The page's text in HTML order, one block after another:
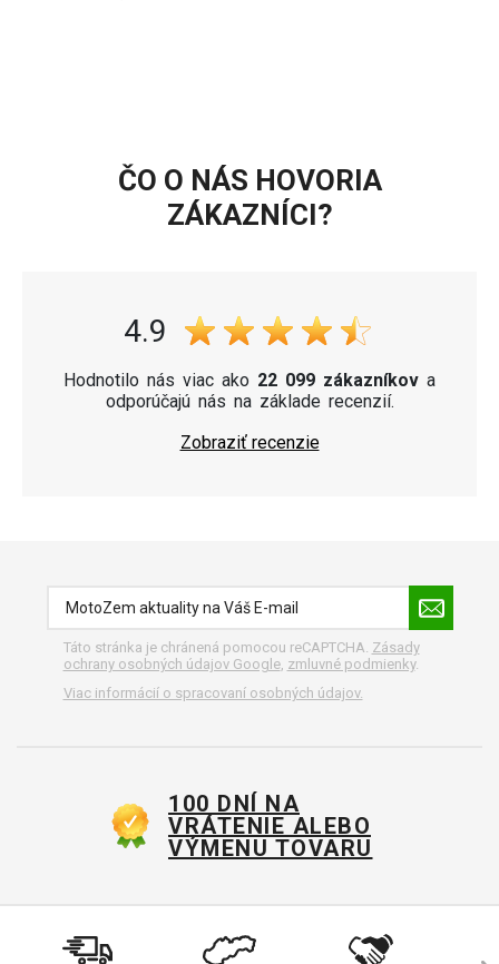
ČO O NÁS HOVORIA
ZÁKAZNÍCI?
4.9
Hodnotilo nás viac ako 22 099 zákazníkov a
odporúčajú nás na základe recenzií.
Zobraziť recenzie
Táto stránka je chránená pomocou reCAPTCHA. Zásady
ochrany osobných údajov Google, zmluvné podmienky.
Viac informácií o spracovaní osobných údajov.
100 DNÍ NA
VRÁTENIE ALEBO
VÝMENU TOVARU